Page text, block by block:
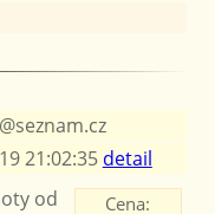
21:02:35 detail
Cena:
od